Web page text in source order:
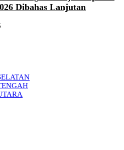
Dibahas Lanjutan